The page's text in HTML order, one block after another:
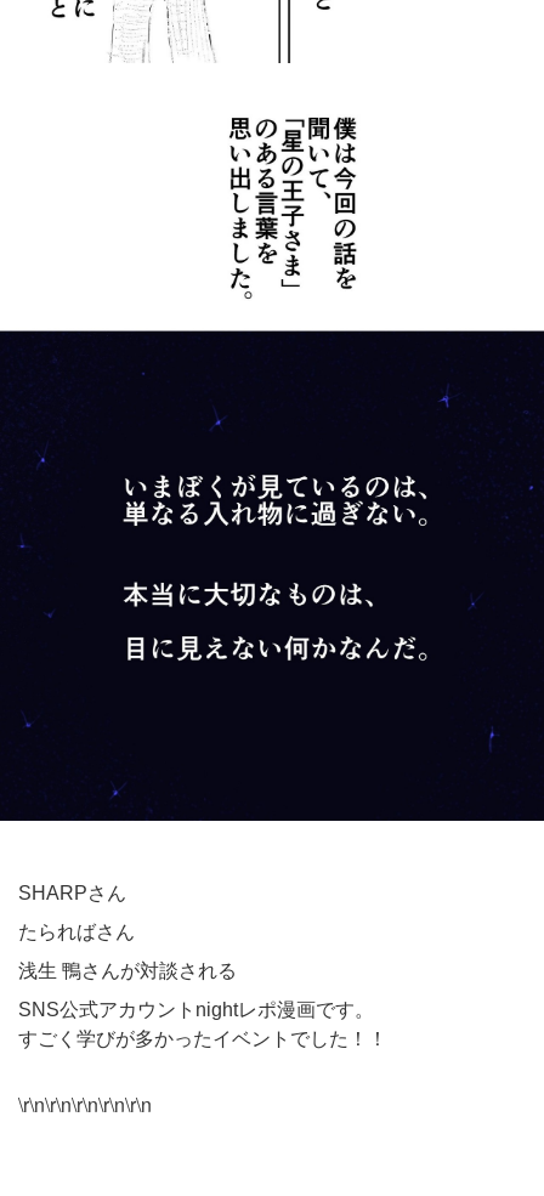
SHARPさん
たらればさん
浅生 鴨さんが対談される
SNS公式アカウントnightレポ漫画です。
すごく学びが多かったイベントでした！！
\r\n\r\n\r\n\r\n\r\n